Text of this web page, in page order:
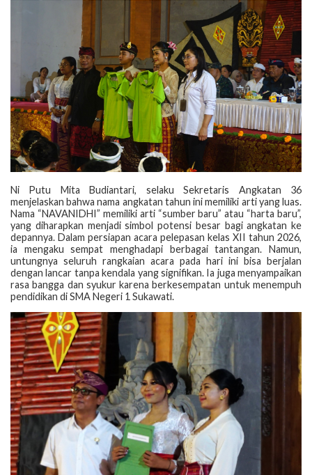
‎Ni Putu Mita Budiantari, selaku Sekretaris Angkatan 36
menjelaskan bahwa nama angkatan tahun ini memiliki arti yang luas.
Nama “NAVANIDHI” memiliki arti “sumber baru” atau “harta baru”,
yang diharapkan menjadi simbol potensi besar bagi angkatan ke
depannya. Dalam persiapan acara pelepasan kelas XII tahun 2026,
ia mengaku sempat menghadapi berbagai tantangan. Namun,
untungnya seluruh rangkaian acara pada hari ini bisa berjalan
dengan lancar tanpa kendala yang signifikan. Ia juga menyampaikan
rasa bangga dan syukur karena berkesempatan untuk menempuh
pendidikan di SMA Negeri 1 Sukawati.